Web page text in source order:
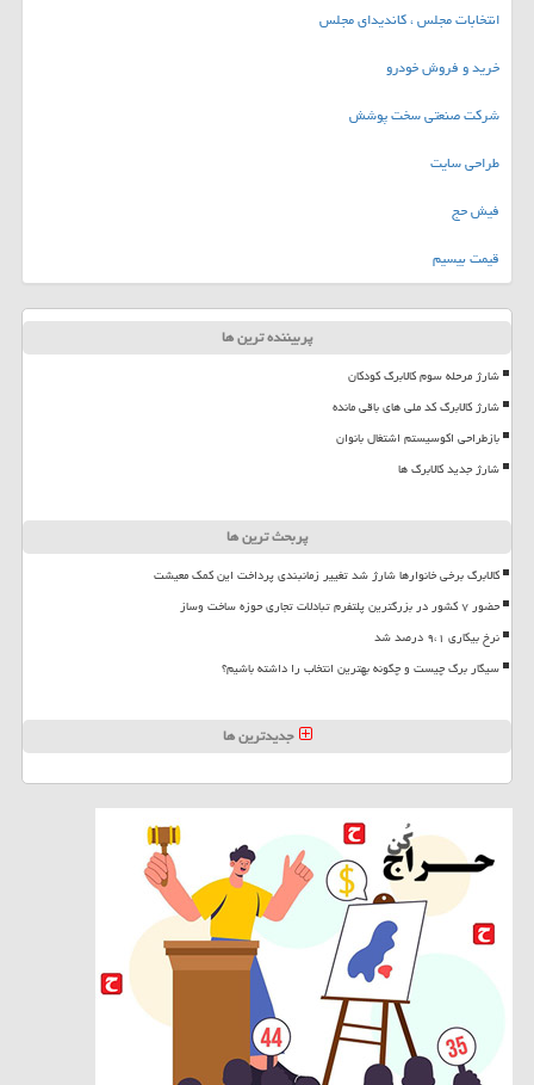
انتخابات مجلس ، کاندیدای مجلس
خرید و فروش خودرو
شرکت صنعتی سخت پوشش
طراحی سایت
فیش حج
قیمت بیسیم
پربیننده ترین ها
شارژ مرحله سوم کالابرگ کودکان
شارژ کالابرگ کد ملی های باقی مانده
بازطراحی اکوسیستم اشتغال بانوان
شارژ جدید کالابرگ ها
پربحث ترین ها
کالابرگ برخی خانوارها شارژ شد تغییر زمانبندی پرداخت این کمک معیشت
حضور ۷ کشور در بزرگترین پلتفرم تبادلات تجاری حوزه ساخت وساز
نرخ بیکاری ۹،۱ درصد شد
سیگار برگ چیست و چگونه بهترین انتخاب را داشته باشیم؟
جدیدترین ها